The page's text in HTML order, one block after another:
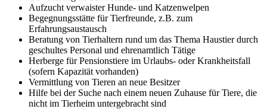
Aufzucht verwaister Hunde- und Katzenwelpen
Begegnungsstätte für Tierfreunde, z.B. zum
Erfahrungsaustausch
Beratung von Tierhaltern rund um das Thema Haustier durch
geschultes Personal und ehrenamtlich Tätige
Herberge für Pensionstiere im Urlaubs- oder Krankheitsfall
(sofern Kapazität vorhanden)
Vermittlung von Tieren an neue Besitzer
Hilfe bei der Suche nach einem neuen Zuhause für Tiere, die
nicht im Tierheim untergebracht sind